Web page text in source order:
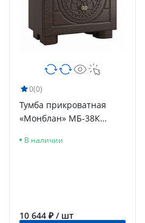
0(0)
Тумба прикроватная
«Монблан» МБ-38К
В наличии
10 644 ₽ / шт